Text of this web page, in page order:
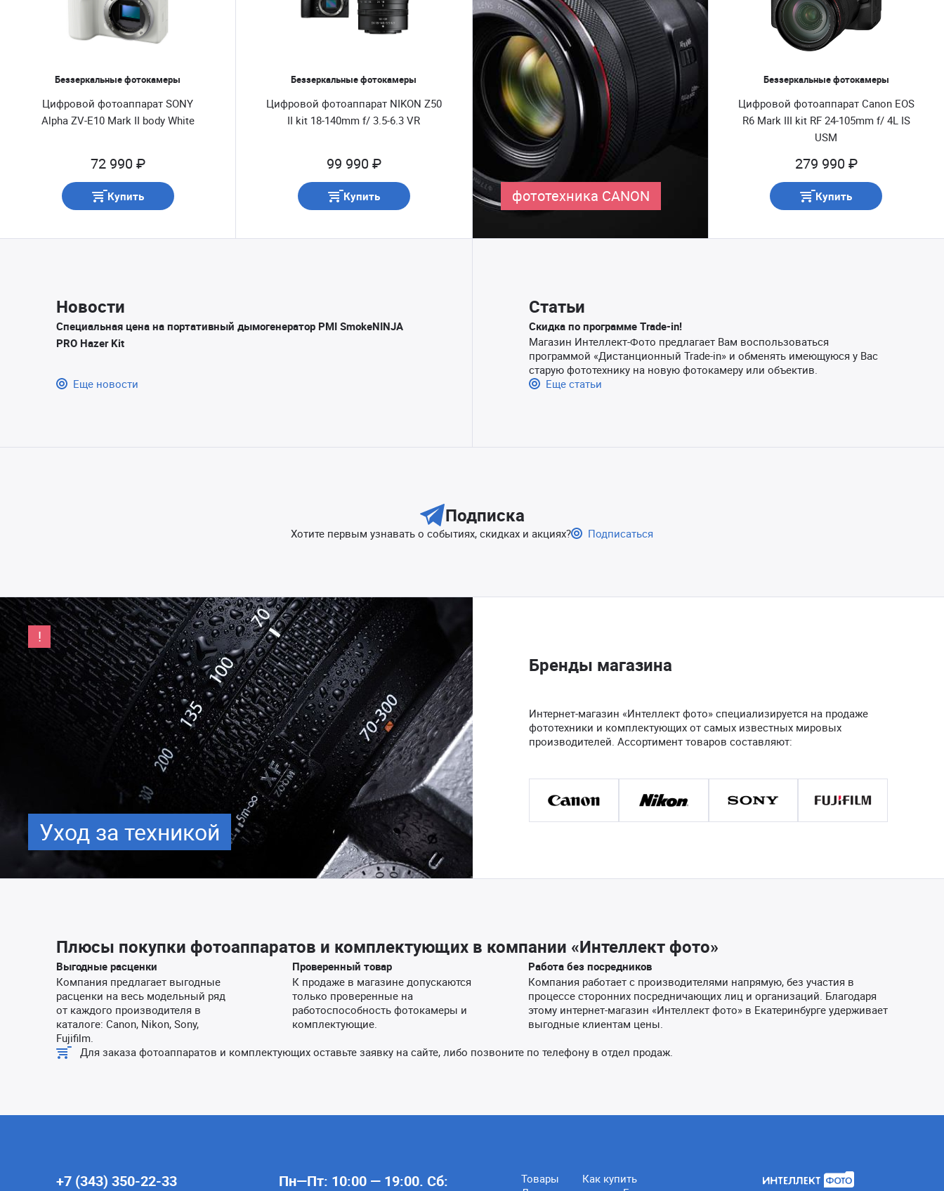
Беззеркальные фотокамеры
Цифровой фотоаппарат SONY
Alpha ZV-E10 Mark II body White
72 990 ₽
Купить
Беззеркальные фотокамеры
Цифровой фотоаппарат NIKON Z50
II kit 18-140mm f/ 3.5-6.3 VR
99 990 ₽
Купить фототехника CANON
Беззеркальные фотокамеры
Цифровой фотоаппарат Canon EOS
R6 Mark III kit RF 24-105mm f/ 4L IS
USM
279 990 ₽
Купить
Новости
Специальная цена на портативный дымогенератор PMI SmokeNINJA
PRO Hazer Kit
Еще новости
Статьи
Скидка по программе Trade-in!
Магазин Интеллект-Фото предлагает Вам воспользоваться
программой «Дистанционный Trade-in» и обменять имеющуюся у Вас
старую фототехнику на новую фотокамеру или объектив.
Еще статьи
Подписка
Хотите первым узнавать о событиях, скидках и акциях? Подписаться
Уход за техникой
Бренды магазина
Интернет-магазин «Интеллект фото» специализируется на продаже
фототехники и комплектующих от самых известных мировых
производителей. Ассортимент товаров составляют:
Плюсы покупки фотоаппаратов и комплектующих в компании «Интеллект фото»
Выгодные расценки
Компания предлагает выгодные
расценки на весь модельный ряд
от каждого производителя в
каталоге: Canon, Nikon, Sony,
Fujifilm.
Проверенный товар
К продаже в магазине допускаются
только проверенные на
работоспособность фотокамеры и
комплектующие.
Работа без посредников
Компания работает с производителями напрямую, без участия в
процессе сторонних посредничающих лиц и организаций. Благодаря
этому интернет-магазин «Интеллект фото» в Екатеринбурге удерживает
выгодные клиентам цены.
Для заказа фотоаппаратов и комплектующих оставьте заявку на сайте, либо позвоните по телефону в отдел продаж.
+7 (343) 350-22-33
Пн—Пт: 10:00 — 19:00. Сб:
Товары
Как купить